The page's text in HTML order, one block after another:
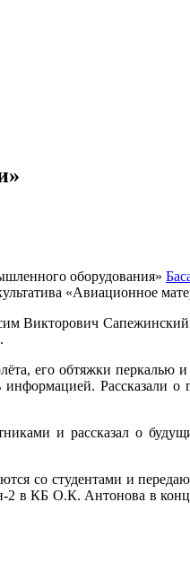
оборудования»
«Авиационное
Викторович
его обтяжки
Рассказали
и рассказал о
со студентами и
в КБ О.К. Антонова в